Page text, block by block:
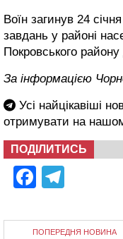
Воїн загинув 24
завдань у районі
Покровського району
За інформацією
Усі найцікавіші
отримувати на
ПОДІЛИТИСЬ
Facebook
ПОПЕРЕДНЯ НОВИНА